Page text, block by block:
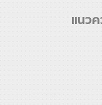
แนว